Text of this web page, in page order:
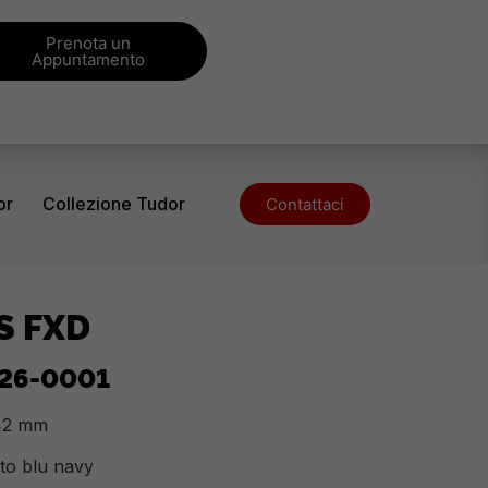
Prenota un
Appuntamento
Collezione Tudor Contattaci
FXD
0001
mm
blu navy